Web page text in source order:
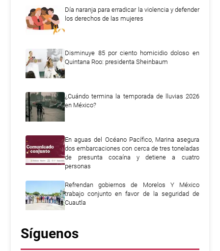
Día naranja para erradicar la violencia y defender
los derechos de las mujeres
Disminuye 85 por ciento homicidio doloso en
Quintana Roo: presidenta Sheinbaum
¿Cuándo termina la temporada de lluvias 2026
en México?
En aguas del Océano Pacífico, Marina asegura
dos embarcaciones con cerca de tres toneladas
de presunta cocaína y detiene a cuatro
personas
Refrendan gobiernos de Morelos Y México
trabajo conjunto en favor de la seguridad de
Cuautla
Síguenos